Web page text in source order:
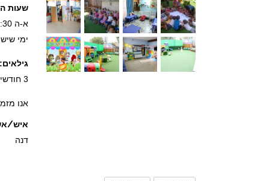
שעות
א-ה 6:30 עד 18:00 .
ימי שישי
גילאים:
3 חודשים עד 4 שנים .
אנו
איש/
דנה